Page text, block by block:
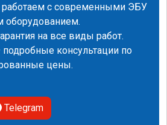
работаем с современными ЭБУ
оборудованием.
на все виды работ.
консультации по
цены.
Telegram